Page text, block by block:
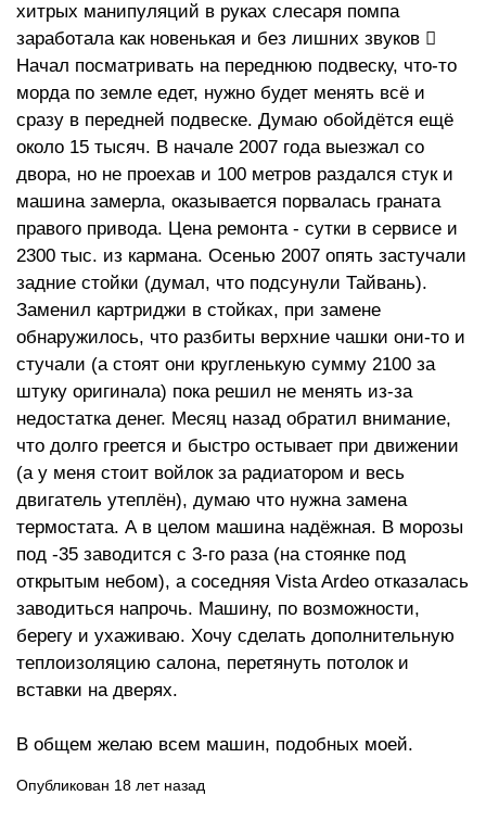
хитрых манипуляций в руках слесаря помпа
заработала как новенькая и без лишних звуков 
Начал посматривать на переднюю подвеску, что-то
морда по земле едет, нужно будет менять всё и
сразу в передней подвеске. Думаю обойдётся ещё
около 15 тысяч. В начале 2007 года выезжал со
двора, но не проехав и 100 метров раздался стук и
машина замерла, оказывается порвалась граната
правого привода. Цена ремонта - сутки в сервисе и
2300 тыс. из кармана. Осенью 2007 опять застучали
задние стойки (думал, что подсунули Тайвань).
Заменил картриджи в стойках, при замене
обнаружилось, что разбиты верхние чашки они-то и
стучали (а стоят они кругленькую сумму 2100 за
штуку оригинала) пока решил не менять из-за
недостатка денег. Месяц назад обратил внимание,
что долго греется и быстро остывает при движении
(а у меня стоит войлок за радиатором и весь
двигатель утеплён), думаю что нужна замена
термостата. А в целом машина надёжная. В морозы
под -35 заводится с 3-го раза (на стоянке под
открытым небом), а соседняя Vista Ardeo отказалась
заводиться напрочь. Машину, по возможности,
берегу и ухаживаю. Хочу сделать дополнительную
теплоизоляцию салона, перетянуть потолок и
вставки на дверях.
В общем желаю всем машин, подобных моей.
Опубликован 18 лет назад